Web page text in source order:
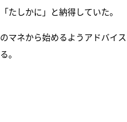
たしかに」と納得していた。
ネから始めるようアドバイ
。